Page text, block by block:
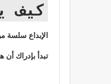
كيف
الإبداع سلسة
تبدأ بإدراك